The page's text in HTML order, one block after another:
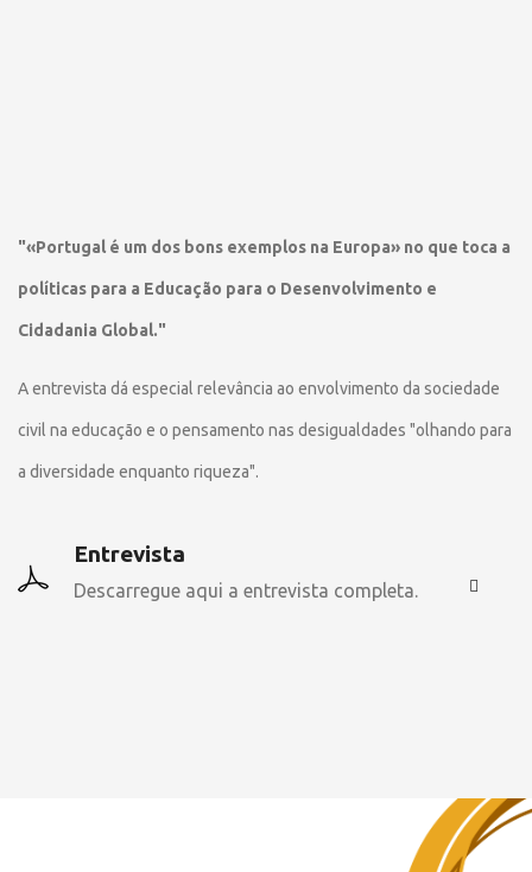
"«Portugal é um dos bons exemplos na Europa» no que toca a
políticas para a Educação para o Desenvolvimento e
Cidadania Global."
A entrevista dá especial relevância ao envolvimento da sociedade
civil na educação e o pensamento nas desigualdades "olhando para
a diversidade enquanto riqueza".
Entrevista
Descarregue aqui a entrevista completa.